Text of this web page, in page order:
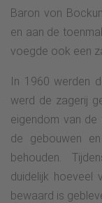
Baron von
en aan de
voegde ook een
In 1960 werden
werd de zagerij
eigendom van de
de gebouwen
behouden.
duidelijk hoeveel
bewaard is